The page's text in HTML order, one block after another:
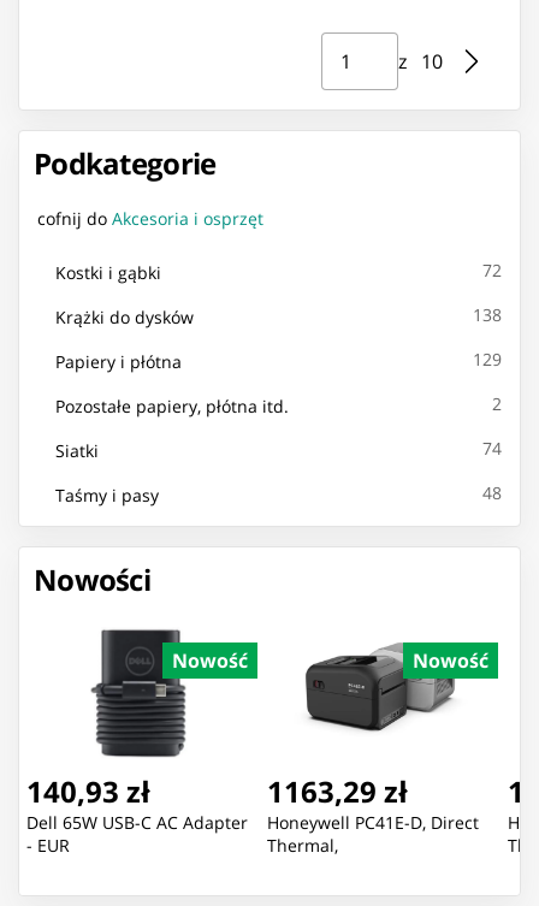
Podkategorie
cofnij do Akcesoria i osprzęt
Kostki i gąbki 72
Krążki do dysków 138
Papiery i płótna 129
Pozostałe papiery, płótna itd. 2
Siatki 74
Taśmy i pasy 48
Nowości
Nowość
140,93 zł
Dell 65W USB-C AC Adapter
- EUR
Nowość
1163,29 zł
Honeywell PC41E-D, Direct
Thermal,
Strona ⁨1⁩ z ⁨10⁩
z ⁨10⁩
Przejdź do strony